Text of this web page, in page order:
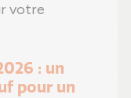
votre
: un
pour un